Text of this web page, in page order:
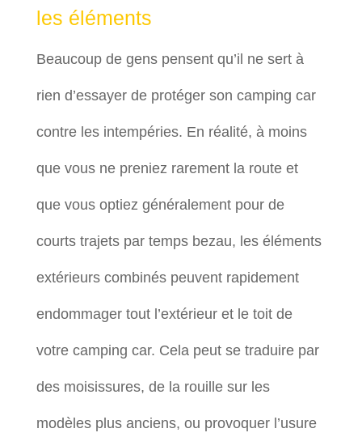
les éléments
Beaucoup de gens pensent qu’il ne sert à
rien d’essayer de protéger son camping car
contre les intempéries. En réalité, à moins
que vous ne preniez rarement la route et
que vous optiez généralement pour de
courts trajets par temps bezau, les éléments
extérieurs combinés peuvent rapidement
endommager tout l’extérieur et le toit de
votre camping car. Cela peut se traduire par
des moisissures, de la rouille sur les
modèles plus anciens, ou provoquer l’usure